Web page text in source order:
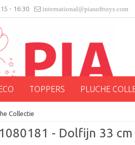
- 16:30 international@piasofttoys.com
TOPPERS PLUCHE
Collectie
- Dolfijn 33 cm